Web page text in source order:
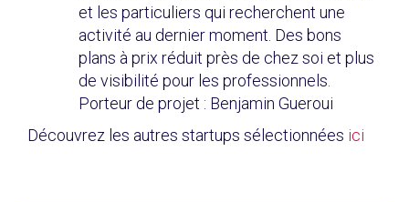
et les particuliers qui recherchent une
activité au dernier moment. Des bons
plans à prix réduit près de chez soi et plus
de visibilité pour les professionnels.
Porteur de projet : Benjamin Gueroui
Découvrez les autres startups sélectionnées ici